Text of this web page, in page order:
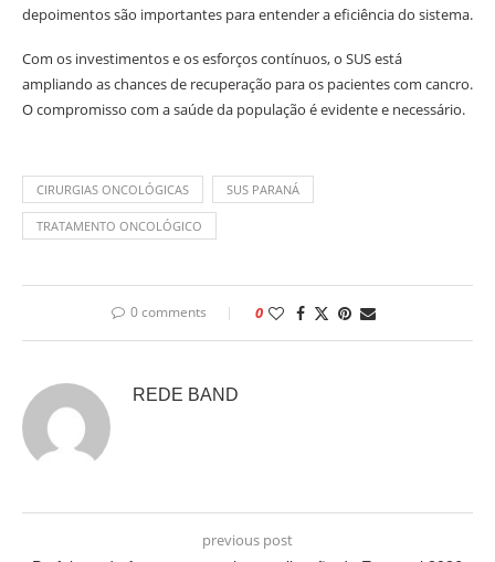
depoimentos são importantes para entender a eficiência do sistema.
Com os investimentos e os esforços contínuos, o SUS está
ampliando as chances de recuperação para os pacientes com cancro.
O compromisso com a saúde da população é evidente e necessário.
CIRURGIAS ONCOLÓGICAS SUS PARANÁ
TRATAMENTO ONCOLÓGICO
0 comments 0
REDE BAND
previous post